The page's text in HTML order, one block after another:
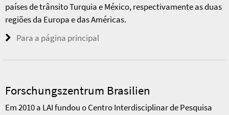
países de trânsito Turquia e México, respectivamente as duas
regiões da Europa e das Américas.
Para a página principal
Forschungszentrum Brasilien
Em 2010 a LAI fundou o Centro Interdisciplinar de Pesquisa